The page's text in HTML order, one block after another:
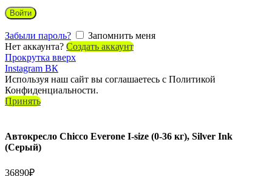
Войти
Забыли пароль?
Запомнить меня
Нет аккаунта? Создать аккаунт
Прокрутка вверх
Instagram ВК
Используя наш сайт вы соглашаетесь с Политикой
Конфиденциальности.
Принять
Автокресло Chicco Everone I-size (0-36 кг), Silver Ink
(Серый)
36890₽